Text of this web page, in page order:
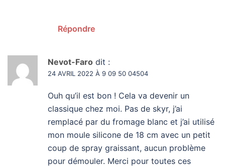
Répondre
Nevot-Faro dit :
24 AVRIL 2022 À 9 09 50 04504
Ouh qu’il est bon ! Cela va devenir un
classique chez moi. Pas de skyr, j’ai
remplacé par du fromage blanc et j’ai utilisé
mon moule silicone de 18 cm avec un petit
coup de spray graissant, aucun problème
pour démouler. Merci pour toutes ces